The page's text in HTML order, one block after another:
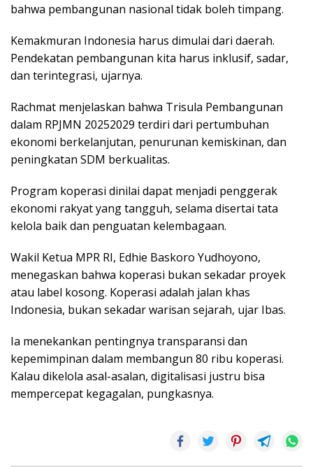
bahwa pembangunan nasional tidak boleh timpang.
Kemakmuran Indonesia harus dimulai dari daerah.
Pendekatan pembangunan kita harus inklusif, sadar,
dan terintegrasi, ujarnya.
Rachmat menjelaskan bahwa Trisula Pembangunan
dalam RPJMN 20252029 terdiri dari pertumbuhan
ekonomi berkelanjutan, penurunan kemiskinan, dan
peningkatan SDM berkualitas.
Program koperasi dinilai dapat menjadi penggerak
ekonomi rakyat yang tangguh, selama disertai tata
kelola baik dan penguatan kelembagaan.
Wakil Ketua MPR RI, Edhie Baskoro Yudhoyono,
menegaskan bahwa koperasi bukan sekadar proyek
atau label kosong. Koperasi adalah jalan khas
Indonesia, bukan sekadar warisan sejarah, ujar Ibas.
Ia menekankan pentingnya transparansi dan
kepemimpinan dalam membangun 80 ribu koperasi.
Kalau dikelola asal-asalan, digitalisasi justru bisa
mempercepat kegagalan, pungkasnya.